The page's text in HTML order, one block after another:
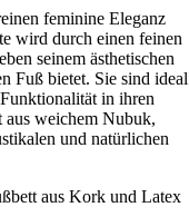
feminine Eleganz
wird durch einen feinen
seinem ästhetischen
Fuß bietet. Sie sind ideal
in ihren
aus weichem Nubuk,
und natürlichen
aus Kork und Latex